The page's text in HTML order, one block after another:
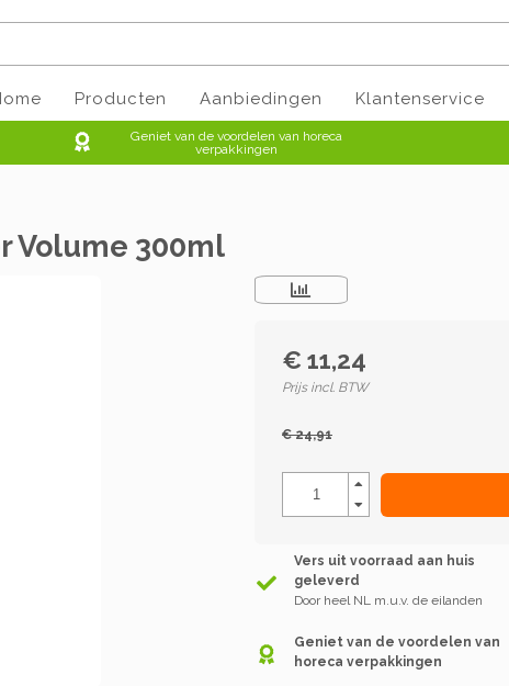
Producten Aanbiedingen Klantenservice
Geniet van de voordelen van horeca
verpakkingen
Volume 300ml
€ 11,24
Prijs incl. BTW
€ 24,91
Vers uit voorraad aan huis
geleverd
Door heel NL m.u.v. de eilanden
Geniet van de voordelen van
horeca verpakkingen